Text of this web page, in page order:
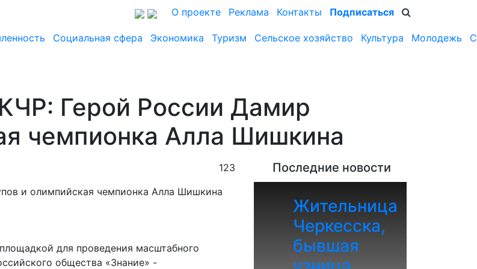
О проекте Реклама Контакты Подписаться
Социальная сфера Экономика Туризм Сельское хозяйство Культура Молодежь
Герой России Дамир
чемпионка Алла Шишкина
123
для проведения масштабного
общества «Знание» -
Последние новости
Жительница
Черкесска,
бывшая